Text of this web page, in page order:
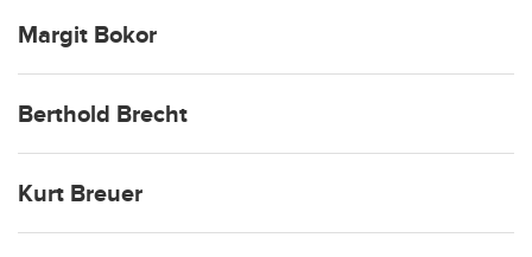
Margit Bokor
Berthold Brecht
Kurt Breuer